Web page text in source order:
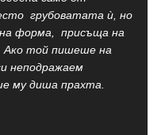
грубоватата ѝ, но
форма, присъща на
Ако той пишеше на
неподражаем
му диша прахта.